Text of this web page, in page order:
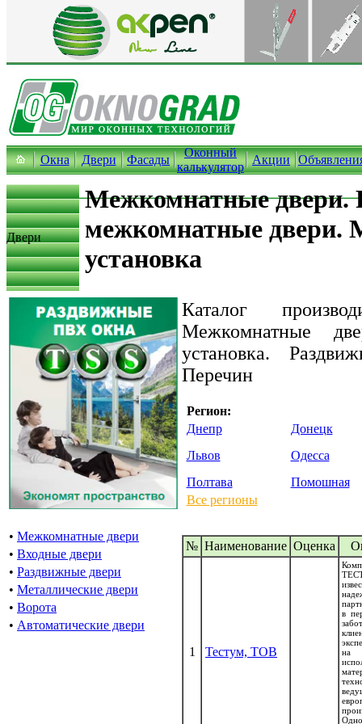
Окна Двери Фасады
Оконный
калькулятор
Акции
Двери
Межкомнатные двери.
межкомнатные двери.
установка
• Межкомнатные двери
• Входные двери
• Раздвижные двери
• Металлические двери
• Ворота
• Автоматические двери
Каталог
Межкомнатные
установка.
Перечин
Регион:
Днепр
Донецк
Львов
Одесса
Полтава
Помошная
Все регионы
№ Наименование Oценка
1 Тестум, ТОВ
в
на